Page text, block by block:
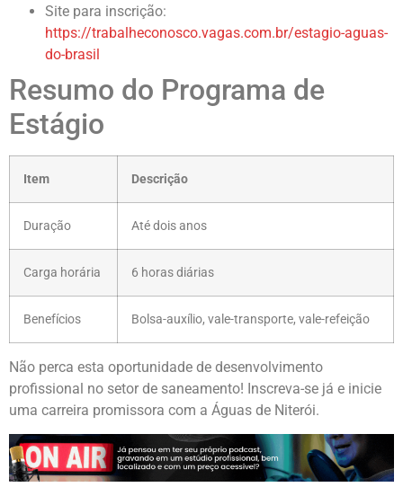
Site para inscrição:
https://trabalheconosco.vagas.com.br/estagio-aguas-
do-brasil
Resumo do Programa de
Estágio
Item Descrição
Duração Até dois anos
Carga horária 6 horas diárias
Benefícios Bolsa-auxílio, vale-transporte, vale-refeição
Não perca esta oportunidade de desenvolvimento
profissional no setor de saneamento! Inscreva-se já e inicie
uma carreira promissora com a Águas de Niterói.